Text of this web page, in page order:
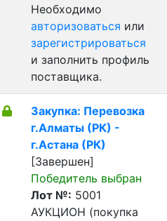
Необходимо
авторизоваться или
зарегистрироваться
и заполнить профиль
поставщика.
Закупка: Перевозка
г.Алматы (РК) -
г.Астана (РК)
[Завершен]
Победитель выбран
Лот №: 5001
АУКЦИОН (покупка